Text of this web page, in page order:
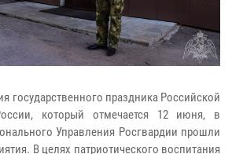
государственного праздника Российской
который отмечается 12 июня, в
Управления Росгвардии прошли
В целях патриотического воспитания